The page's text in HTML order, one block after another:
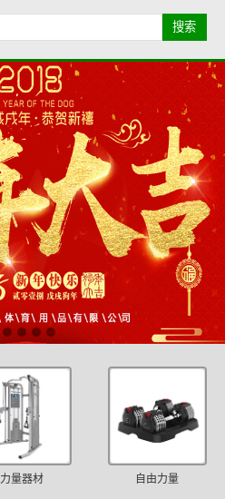
全部产品 康赛简介
联系我们 地图导航
力量器材 自由力量